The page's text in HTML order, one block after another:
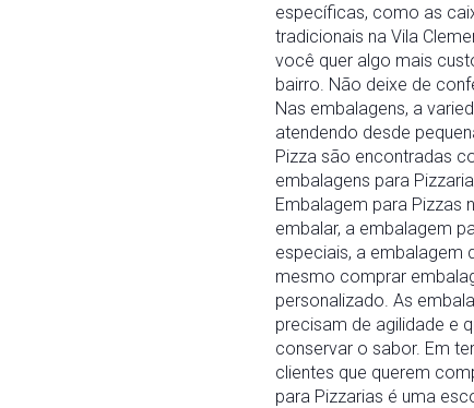
específicas, como as
tradicionais na Vila
você quer algo mais
bairro. Não deixe de
Nas embalagens, a
atendendo desde
Pizza são encontradas
embalagens para
Embalagem para Pizzas
embalar, a embalagem
especiais, a embalagem
mesmo comprar
personalizado. As
precisam de agilidade e
conservar o sabor. Em
clientes que querem
para Pizzarias é uma